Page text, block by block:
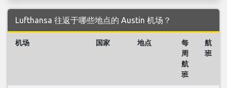
Lufthansa 往返于哪些地点的 Austin 机场？
机场 国家 地点
每
周
航
班
航
班